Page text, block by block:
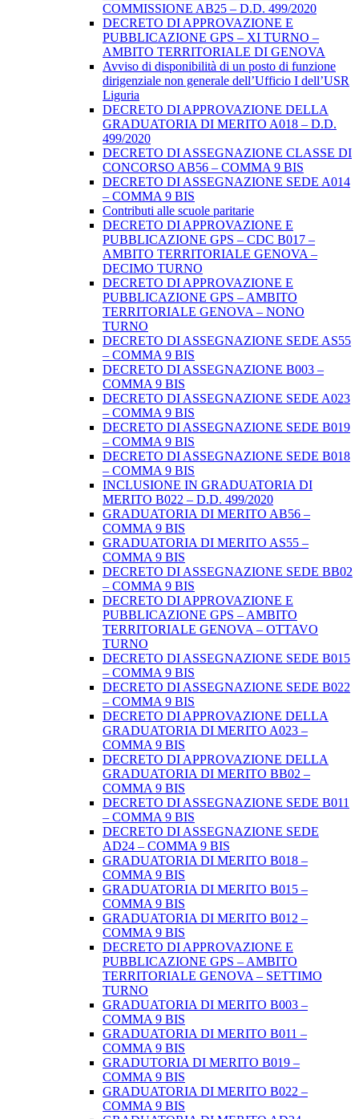
COMMISSIONE AB25 – D.D. 499/2020
DECRETO DI APPROVAZIONE E
PUBBLICAZIONE GPS – XI TURNO –
AMBITO TERRITORIALE DI GENOVA
Avviso di disponibilità di un posto di funzione
dirigenziale non generale dell’Ufficio I dell’USR
Liguria
DECRETO DI APPROVAZIONE DELLA
GRADUATORIA DI MERITO A018 – D.D.
499/2020
DECRETO DI ASSEGNAZIONE CLASSE DI
CONCORSO AB56 – COMMA 9 BIS
DECRETO DI ASSEGNAZIONE SEDE A014
– COMMA 9 BIS
Contributi alle scuole paritarie
DECRETO DI APPROVAZIONE E
PUBBLICAZIONE GPS – CDC B017 –
AMBITO TERRITORIALE GENOVA –
DECIMO TURNO
DECRETO DI APPROVAZIONE E
PUBBLICAZIONE GPS – AMBITO
TERRITORIALE GENOVA – NONO
TURNO
DECRETO DI ASSEGNAZIONE SEDE AS55
– COMMA 9 BIS
DECRETO DI ASSEGNAZIONE B003 –
COMMA 9 BIS
DECRETO DI ASSEGNAZIONE SEDE A023
– COMMA 9 BIS
DECRETO DI ASSEGNAZIONE SEDE B019
– COMMA 9 BIS
DECRETO DI ASSEGNAZIONE SEDE B018
– COMMA 9 BIS
INCLUSIONE IN GRADUATORIA DI
MERITO B022 – D.D. 499/2020
GRADUATORIA DI MERITO AB56 –
COMMA 9 BIS
GRADUATORIA DI MERITO AS55 –
COMMA 9 BIS
DECRETO DI ASSEGNAZIONE SEDE BB02
– COMMA 9 BIS
DECRETO DI APPROVAZIONE E
PUBBLICAZIONE GPS – AMBITO
TERRITORIALE GENOVA – OTTAVO
TURNO
DECRETO DI ASSEGNAZIONE SEDE B015
– COMMA 9 BIS
DECRETO DI ASSEGNAZIONE SEDE B022
– COMMA 9 BIS
DECRETO DI APPROVAZIONE DELLA
GRADUATORIA DI MERITO A023 –
COMMA 9 BIS
DECRETO DI APPROVAZIONE DELLA
GRADUATORIA DI MERITO BB02 –
COMMA 9 BIS
DECRETO DI ASSEGNAZIONE SEDE B011
– COMMA 9 BIS
DECRETO DI ASSEGNAZIONE SEDE
AD24 – COMMA 9 BIS
GRADUATORIA DI MERITO B018 –
COMMA 9 BIS
GRADUATORIA DI MERITO B015 –
COMMA 9 BIS
GRADUATORIA DI MERITO B012 –
COMMA 9 BIS
DECRETO DI APPROVAZIONE E
PUBBLICAZIONE GPS – AMBITO
TERRITORIALE GENOVA – SETTIMO
TURNO
GRADUATORIA DI MERITO B003 –
COMMA 9 BIS
GRADUATORIA DI MERITO B011 –
COMMA 9 BIS
GRADUTORIA DI MERITO B019 –
COMMA 9 BIS
GRADUATORIA DI MERITO B022 –
COMMA 9 BIS